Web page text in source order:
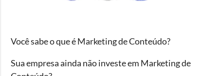
Você sabe o que éMarketing de Conteúdo?
Sua empresa ainda não investe em Marketing de